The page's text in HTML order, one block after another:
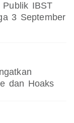
IBST
3 September
dan Hoaks